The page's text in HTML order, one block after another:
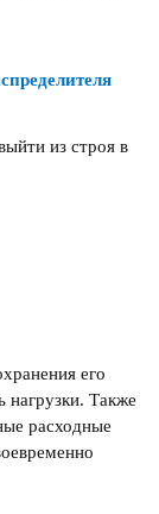
из строя в
его
нагрузки. Также
расходные